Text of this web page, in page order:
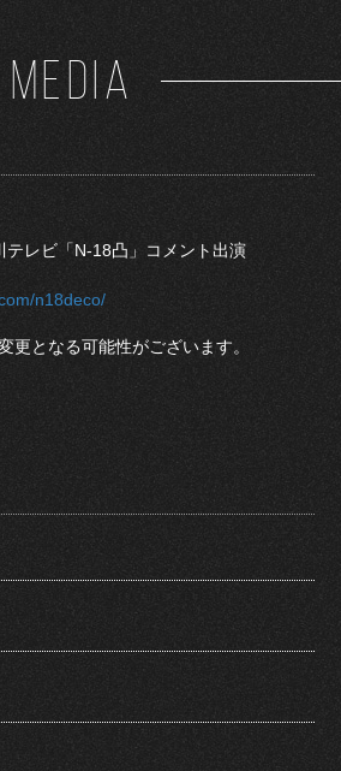
MEDIA
レビ「N-18凸」コメント出演
n18deco/
更となる可能性がございます。